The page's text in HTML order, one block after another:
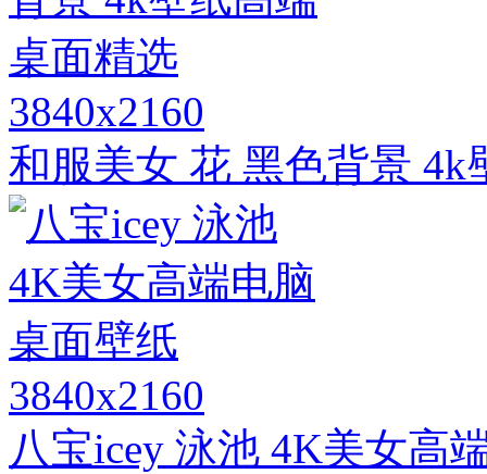
3840x2160
和服美女 花 黑色背景 4k
3840x2160
八宝icey 泳池 4K美女高